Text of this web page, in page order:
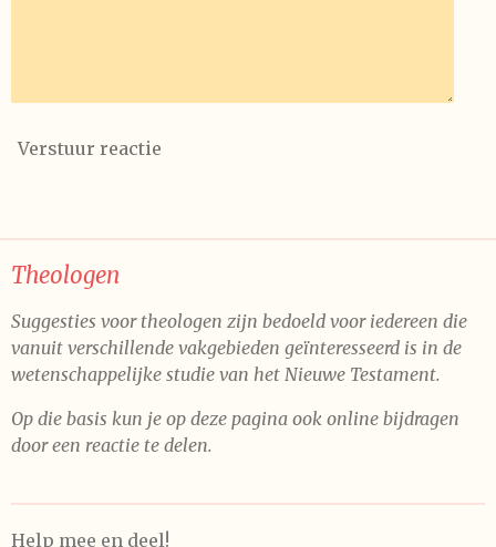
Verstuur reactie
Theologen
Suggesties voor theologen zijn bedoeld voor iedereen die
vanuit verschillende vakgebieden geïnteresseerd is in de
wetenschappelijke studie van het Nieuwe Testament.
Op die basis kun je op deze pagina ook online bijdragen
door een reactie te delen.
Help mee en deel!